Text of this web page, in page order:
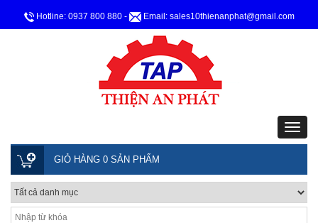
Hotline: 0937 800 880 - Email: sales10thienanphat@gmail.com
GIỎ HÀNG 0 SẢN PHẨM